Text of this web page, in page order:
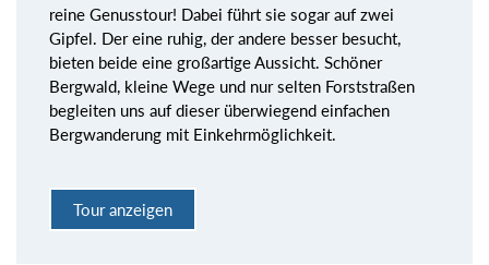
reine Genusstour! Dabei führt sie sogar auf zwei
Gipfel. Der eine ruhig, der andere besser besucht,
bieten beide eine großartige Aussicht. Schöner
Bergwald, kleine Wege und nur selten Forststraßen
begleiten uns auf dieser überwiegend einfachen
Bergwanderung mit Einkehrmöglichkeit.
Tour anzeigen